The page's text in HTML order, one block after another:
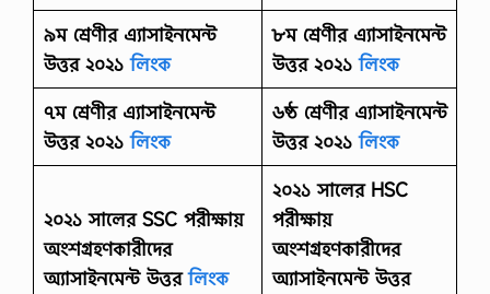
৯ম শ্রেণীর এ্যাসাইনমেন্ট
উত্তর ২০২১লিংক
৮ম শ্রেণীর এ্যাসাইনমেন্ট
উত্তর ২০২১লিংক
৭ম শ্রেণীর এ্যাসাইনমেন্ট
উত্তর ২০২১লিংক
৬ষ্ঠ শ্রেণীর এ্যাসাইনমেন্ট
উত্তর ২০২১লিংক
২০২১ সালের SSC পরীক্ষায়
অংশগ্রহণকারীদের
অ্যাসাইনমেন্ট উত্তরলিংক
২০২১ সালের HSC
পরীক্ষায়
অংশগ্রহণকারীদের
অ্যাসাইনমেন্ট উত্তর